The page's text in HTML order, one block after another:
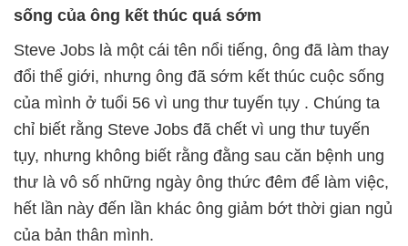
sống của ông kết thúc quá sớm
Steve Jobs là một cái tên nổi tiếng, ông đã làm thay
đổi thể giới, nhưng ông đã sớm kết thúc cuộc sống
của mình ở tuổi 56 vì ung thư tuyến tụy . Chúng ta
chỉ biết rằng Steve Jobs đã chết vì ung thư tuyến
tụy, nhưng không biết rằng đằng sau căn bệnh ung
thư là vô số những ngày ông thức đêm để làm việc,
hết lần này đến lần khác ông giảm bớt thời gian ngủ
của bản thân mình.